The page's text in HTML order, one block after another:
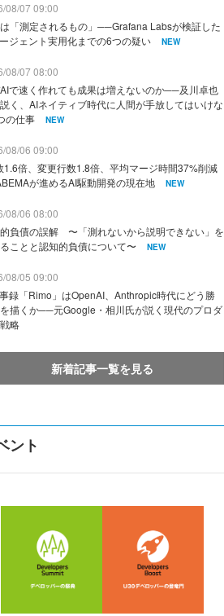
08/07 09:00
「測定されるもの」──Grafana Labsが検証した
ジェント実用化までの6つの疑い
NEW
08/07 08:00
で速く作れても成果は増えないのか──及川卓也
く、AIネイティブ時代に人間が手放してはいけな
の仕事
NEW
08/06 09:00
1.6倍、変更行数1.8倍、平均マージ時間37%削減
が進めるAI駆動開発の現在地
NEW
08/06 08:00
負債の誤解 〜「測れないから説明できない」を
ことと認知的負債について〜
NEW
08/05 09:00
録「Rimo」はOpenAI、Anthropic時代にどう勝
描くか──元Google・相川氏が説く現代のプロダ
略
新着記事一覧を見る
ント